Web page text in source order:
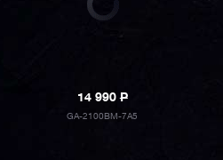
14 990P
GA-2100BM-7A5